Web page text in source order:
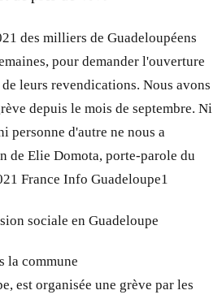
des milliers de Guadeloupéens
pour demander l'ouverture
leurs revendications. Nous avons
depuis le mois de septembre. Ni
personne d'autre ne nous a
de Elie Domota, porte-parole du
France Info Guadeloupe1
sociale en Guadeloupe
la commune
est organisée une grève par les